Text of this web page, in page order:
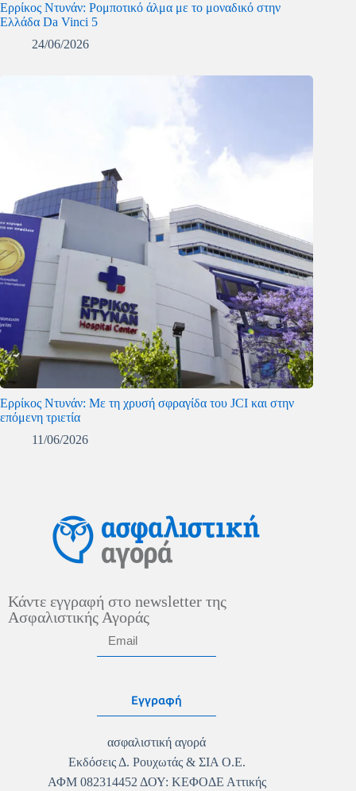
Ερρίκος Ντυνάν: Ρομποτικό άλμα με το μοναδικό στην
Ελλάδα Da Vinci 5
24/06/2026
Ερρίκος Ντυνάν: Με τη χρυσή σφραγίδα του JCI και στην
επόμενη τριετία
11/06/2026
Κάντε εγγραφή στο newsletter της
Ασφαλιστικής Αγοράς
Εγγραφή
ασφαλιστική αγορά
Εκδόσεις Δ. Ρουχωτάς & ΣΙΑ Ο.Ε.
ΑΦΜ 082314452 ΔΟΥ: ΚΕΦΟΔΕ Αττικής